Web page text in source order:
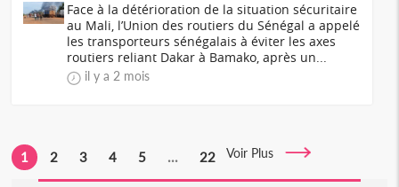
Face à la détérioration de la situation sécuritaire
au Mali, l’Union des routiers du Sénégal a appelé
les transporteurs sénégalais à éviter les axes
routiers reliant Dakar à Bamako, après un...
il y a 2 mois
1 2 3 4 5 ... 22 Voir Plus